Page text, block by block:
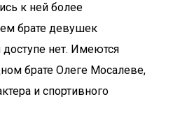
к ней более
брате девушек
нет. Имеются
брате Олеге Мосалеве,
и спортивного